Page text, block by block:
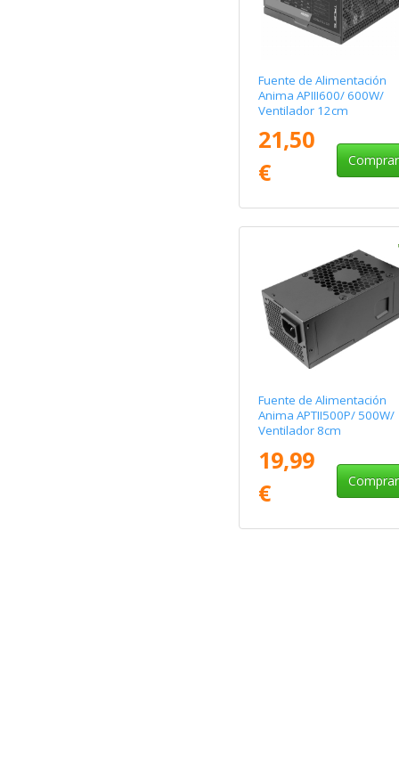
Fuente de Alimentación
Anima APIII600/ 600W/
Ventilador 12cm
21,50
€
Comprar
Fuente de Alimentación
Anima APTII500P/ 500W/
Ventilador 8cm
19,99
€
Comprar